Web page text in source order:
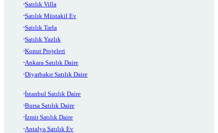
Satılık Villa
Satılık Müstakil Ev
Satılık Tarla
Satılık Yazlık
Konut Projeleri
Ankara Satılık Daire
Diyarbakır Satılık Daire
İstanbul Satılık Daire
Bursa Satılık Daire
İzmir Satılık Daire
Antalya Satılık Ev